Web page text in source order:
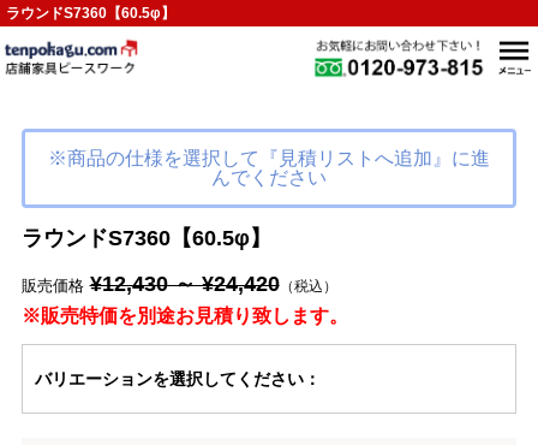
ラウンドS7360【60.5φ】
※商品の仕様を選択して『見積リストへ追加』に進
んでください
ラウンドS7360【60.5φ】
販売価格 ¥12,430 ～ ¥24,420（税込）
※販売特価を別途お見積り致します。
バリエーションを選択してください：